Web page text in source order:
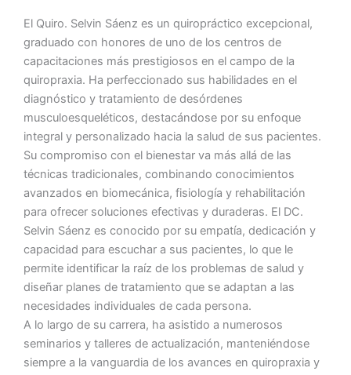
El Quiro. Selvin Sáenz es un quiropráctico excepcional,
graduado con honores de uno de los centros de
capacitaciones más prestigiosos en el campo de la
quiropraxia. Ha perfeccionado sus habilidades en el
diagnóstico y tratamiento de desórdenes
musculoesqueléticos, destacándose por su enfoque
integral y personalizado hacia la salud de sus pacientes.
Su compromiso con el bienestar va más allá de las
técnicas tradicionales, combinando conocimientos
avanzados en biomecánica, fisiología y rehabilitación
para ofrecer soluciones efectivas y duraderas. El DC.
Selvin Sáenz es conocido por su empatía, dedicación y
capacidad para escuchar a sus pacientes, lo que le
permite identificar la raíz de los problemas de salud y
diseñar planes de tratamiento que se adaptan a las
necesidades individuales de cada persona.
A lo largo de su carrera, ha asistido a numerosos
seminarios y talleres de actualización, manteniéndose
siempre a la vanguardia de los avances en quiropraxia y